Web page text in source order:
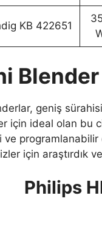
KB 422651
geniş
için ideal olan bu
ve programlanabilir
için araştırdık ve
Philips